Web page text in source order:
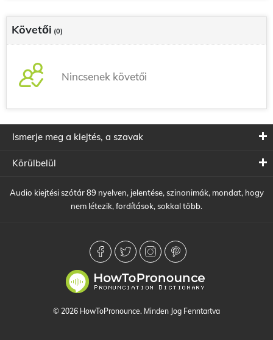
Követői (0)
Nincsenek követői
Ismerje meg a kiejtés, a szavak
Körülbelül
Audio kiejtési szótár 89 nyelven, jelentése, szinonimák, mondat, hogy
nem létezik, fordítások, sokkal több.
© 2026 HowToPronounce. Minden Jog Fenntartva